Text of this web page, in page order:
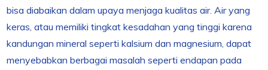
bisa diabaikan dalam upaya menjaga kualitas air. Air yang
keras, atau memiliki tingkat kesadahan yang tinggi karena
kandungan mineral seperti kalsium dan magnesium, dapat
menyebabkan berbagai masalah seperti endapan pada